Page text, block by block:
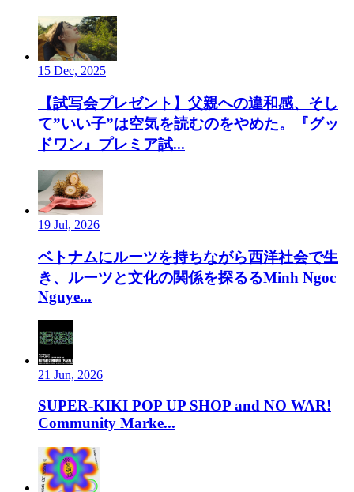
15 Dec, 2025
【試写会プレゼント】父親への違和感、そし
て”いい子”は空気を読むのをやめた。『グッ
ドワン』プレミア試...
19 Jul, 2026
ベトナムにルーツを持ちながら西洋社会で生
き、ルーツと文化の関係を探るるMinh Ngoc
Nguye...
21 Jun, 2026
SUPER-KIKI POP UP SHOP and NO WAR!
Community Marke...